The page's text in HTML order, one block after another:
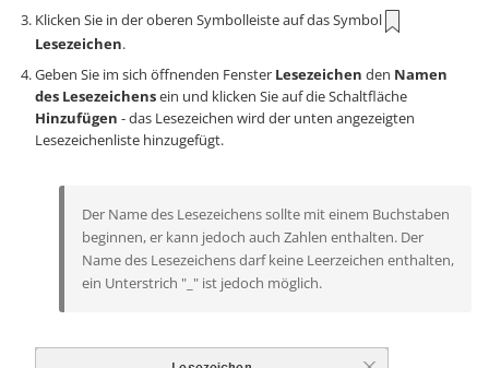
Klicken Sie in der oberen Symbolleiste auf das Symbol
Lesezeichen.
Geben Sie im sich öffnenden Fenster Lesezeichen den Namen
des Lesezeichensein und klicken Sie auf die Schaltfläche
Hinzufügen - das Lesezeichen wird der unten angezeigten
Lesezeichenliste hinzugefügt.
Der Name des Lesezeichens sollte mit einem Buchstaben
beginnen, er kann jedoch auch Zahlen enthalten. Der
Name des Lesezeichens darf keine Leerzeichen enthalten,
ein Unterstrich "_" ist jedoch möglich.